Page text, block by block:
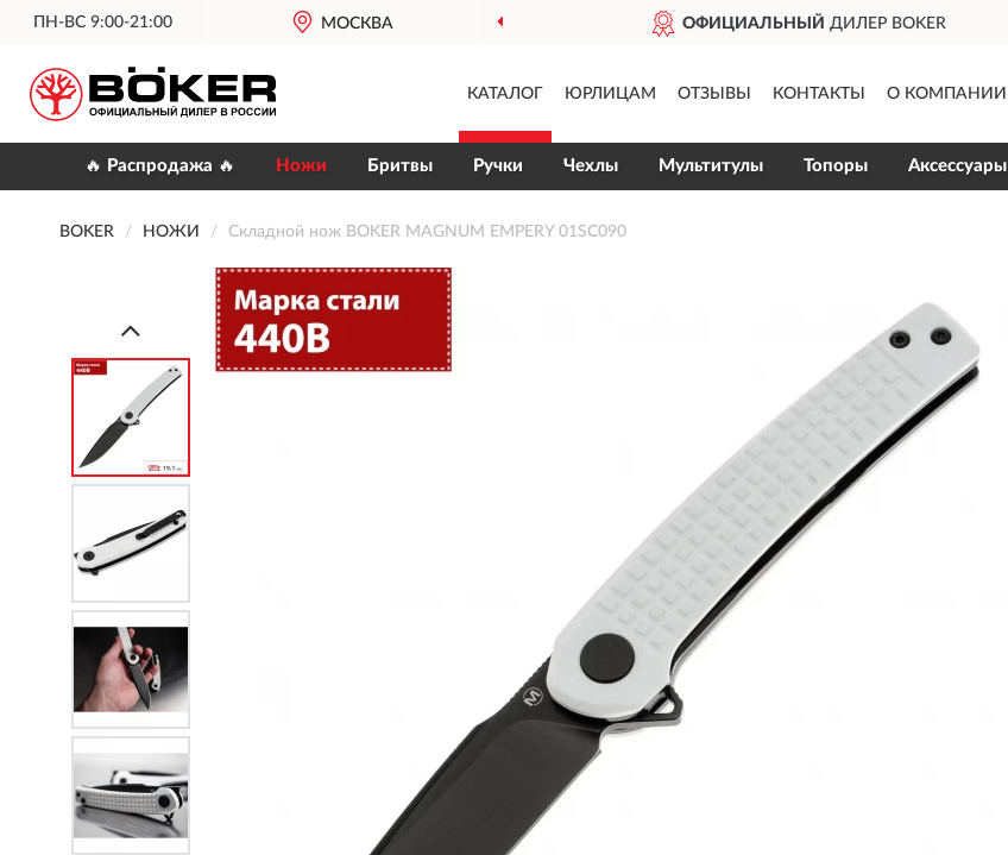
ПН-ВС 9:00-21:00 МОСКВА ОФИЦИАЛЬНЫЙ ДИЛЕР BOKER
КАТАЛОГ ЮРЛИЦАМ ОТЗЫВЫ КОНТАКТЫ О КОМПАНИИ
🔥 Распродажа 🔥 Ножи Бритвы Ручки Чехлы Мультитулы Топоры Аксессуары
BOKER НОЖИ Складной нож BOKER MAGNUM EMPERY 01SC090